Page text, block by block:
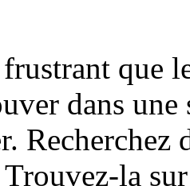
que
dans
la